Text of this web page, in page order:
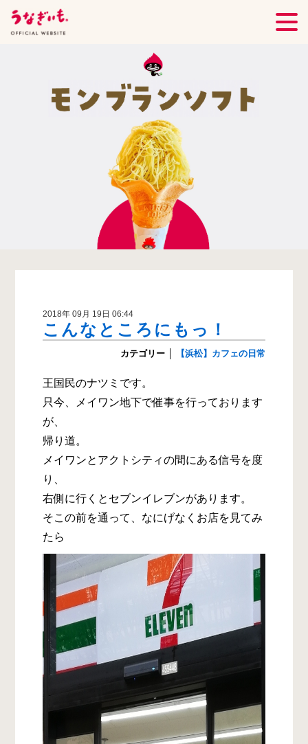
2018年 09月 19日 06:44
こんなところにもっ！
カテゴリー 【浜松】カフェの日常
王国民のナツミです。
只今、メイワン地下で催事を行っております
が、
帰り道。
メイワンとアクトシティの間にある信号を度
り、
右側に行くとセブンイレブンがあります。
そこの前を通って、なにげなくお店を見てみ
たら